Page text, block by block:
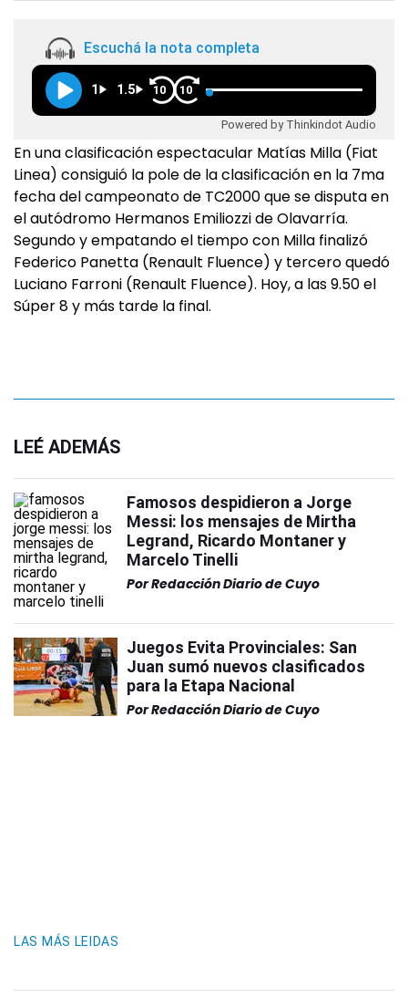
Escuchá la nota completa
1 1.5 10 10
Powered by Thinkindot Audio
En una clasificación espectacular Matías Milla (Fiat
Linea) consiguió la pole de la clasificación en la 7ma
fecha del campeonato de TC2000 que se disputa en
el autódromo Hermanos Emiliozzi de Olavarría.
Segundo y empatando el tiempo con Milla finalizó
Federico Panetta (Renault Fluence) y tercero quedó
Luciano Farroni (Renault Fluence). Hoy, a las 9.50 el
Súper 8 y más tarde la final.
LEÉ ADEMÁS
Famosos despidieron a Jorge
Messi: los mensajes de Mirtha
Legrand, Ricardo Montaner y
Marcelo Tinelli
PorRedacción Diario de Cuyo
Juegos Evita Provinciales: San
Juan sumó nuevos clasificados
para la Etapa Nacional
PorRedacción Diario de Cuyo
LAS MÁS LEIDAS